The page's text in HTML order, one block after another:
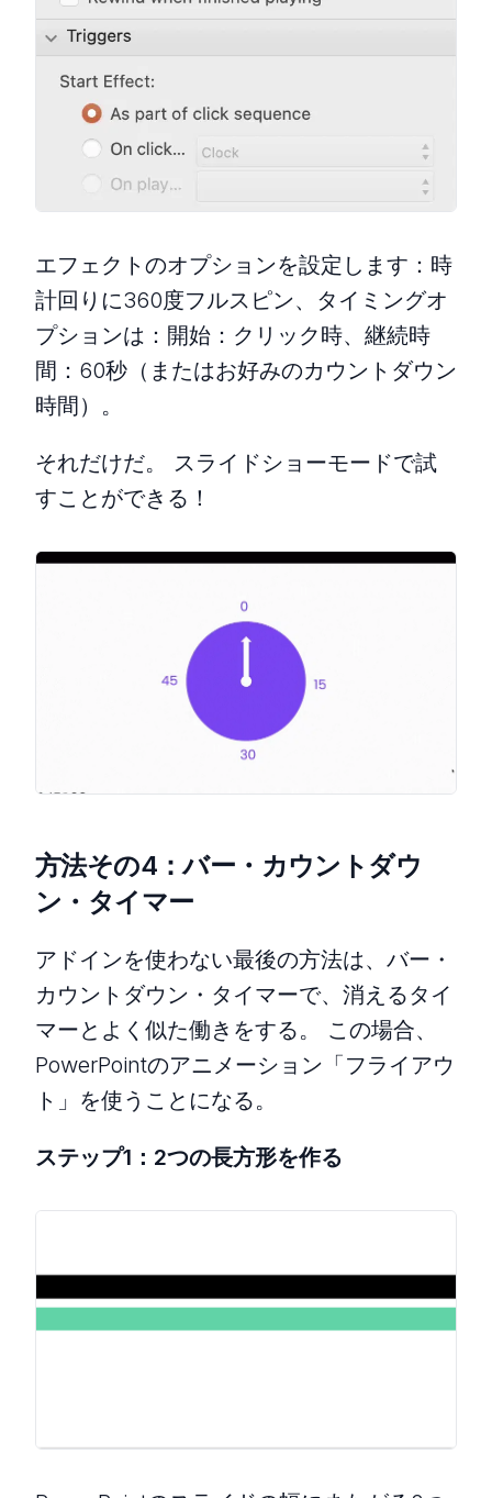
エフェクトのオプションを設定します：時
計回りに360度フルスピン、タイミングオ
プションは：開始：クリック時、継続時
間：60秒（またはお好みのカウントダウン
時間）。
それだけだ。 スライドショーモードで試
すことができる！
方法その4：バー・カウントダウ
ン・タイマー
アドインを使わない最後の方法は、バー・
カウントダウン・タイマーで、消えるタイ
マーとよく似た働きをする。 この場合、
PowerPointのアニメーション「フライアウ
ト」を使うことになる。
ステップ1：2つの長方形を作る